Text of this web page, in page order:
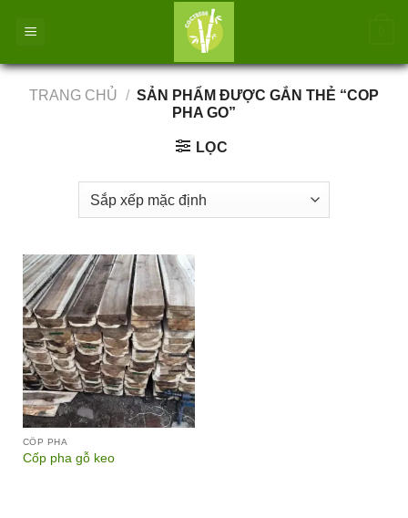
TRANG CHỦ / SẢN PHẨM ĐƯỢC GẮN THẺ “COP
PHA GO”
LỌC
CỐP PHA
Cốp pha gỗ keo